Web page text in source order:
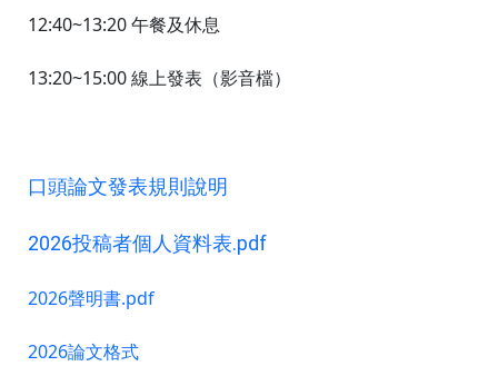
12:40~13:20 午餐及休息
13:20~15:00 線上發表（影音檔）
口頭論文發表規則說明
2026投稿者個人資料表.pdf
2026聲明書.pdf
2026論文格式